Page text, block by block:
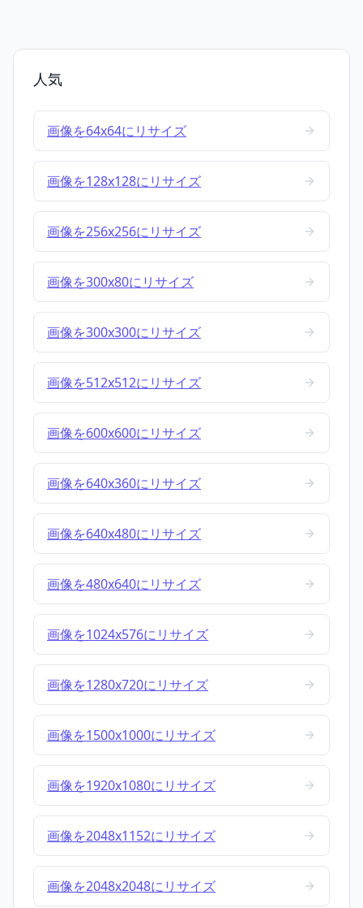
人気
画像を64x64にリサイズ
画像を128x128にリサイズ
画像を256x256にリサイズ
画像を300x80にリサイズ
画像を300x300にリサイズ
画像を512x512にリサイズ
画像を600x600にリサイズ
画像を640x360にリサイズ
画像を640x480にリサイズ
画像を480x640にリサイズ
画像を1024x576にリサイズ
画像を1280x720にリサイズ
画像を1500x1000にリサイズ
画像を1920x1080にリサイズ
画像を2048x1152にリサイズ
画像を2048x2048にリサイズ